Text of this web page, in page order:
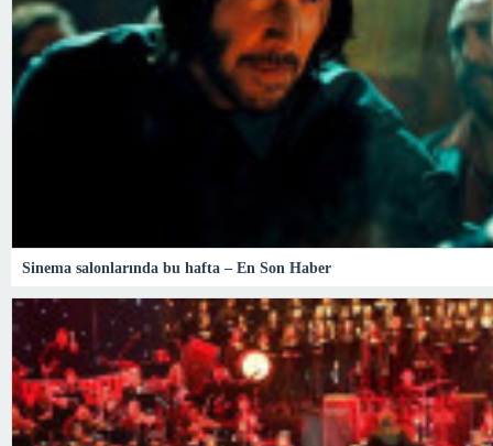
Sinema salonlarında bu hafta – En Son Haber